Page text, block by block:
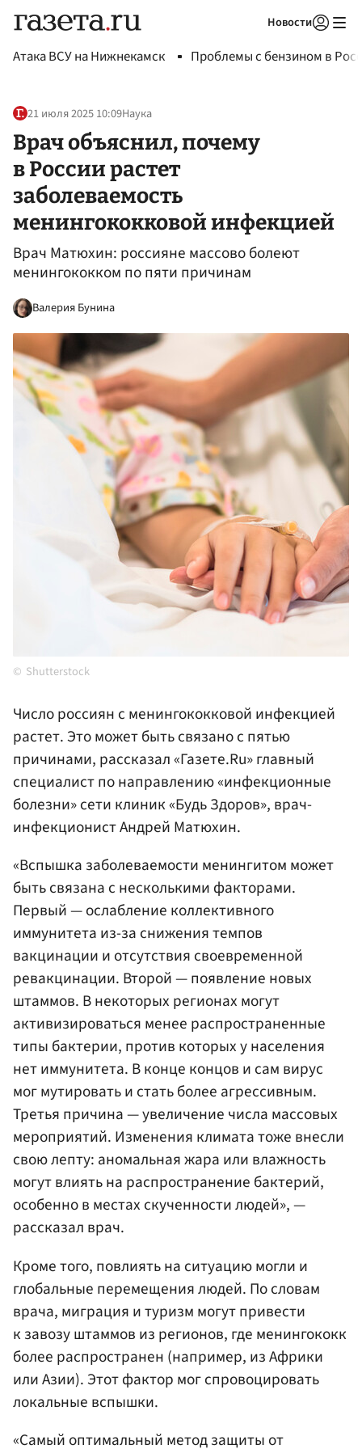
Новости
Атака ВСУ на Нижнекамск Проблемы с бензином в
21 июля 2025 10:09Наука
Врач объяснил, почему
в России растет
заболеваемость
менингококковой инфекцией
Врач Матюхин: россияне массово болеют
менингококком по пяти причинам
Валерия Бунина
Shutterstock
Число россиян с менингококковой инфекцией
растет. Это может быть связано с пятью
причинами, рассказал «Газете.Ru» главный
специалист по направлению «инфекционные
болезни» сети клиник «Будь Здоров», врач-
инфекционист Андрей Матюхин.
«Вспышка заболеваемости менингитом может
быть связана с несколькими факторами.
Первый — ослабление коллективного
иммунитета из-за снижения темпов
вакцинации и отсутствия своевременной
ревакцинации. Второй — появление новых
штаммов. В некоторых регионах могут
активизироваться менее распространенные
типы бактерии, против которых у населения
нет иммунитета. В конце концов и сам вирус
мог мутировать и стать более агрессивным.
Третья причина — увеличение числа массовых
мероприятий. Изменения климата тоже внесли
свою лепту: аномальная жара или влажность
могут влиять на распространение бактерий,
особенно в местах скученности людей», —
рассказал врач.
Кроме того, повлиять на ситуацию могли и
глобальные перемещения людей. По словам
врача, миграция и туризм могут привести
к завозу штаммов из регионов, где менингококк
более распространен (например, из Африки
или Азии). Этот фактор мог спровоцировать
локальные вспышки.
«Самый оптимальный метод защиты от